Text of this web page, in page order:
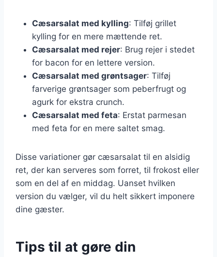
Cæsarsalat med kylling: Tilføj grillet
kylling for en mere mættende ret.
Cæsarsalat med rejer: Brug rejer i stedet
for bacon for en lettere version.
Cæsarsalat med grøntsager: Tilføj
farverige grøntsager som peberfrugt og
agurk for ekstra crunch.
Cæsarsalat med feta: Erstat parmesan
med feta for en mere saltet smag.
Disse variationer gør cæsarsalat til en alsidig
ret, der kan serveres som forret, til frokost eller
som en del af en middag. Uanset hvilken
version du vælger, vil du helt sikkert imponere
dine gæster.
Tips til at gøre din